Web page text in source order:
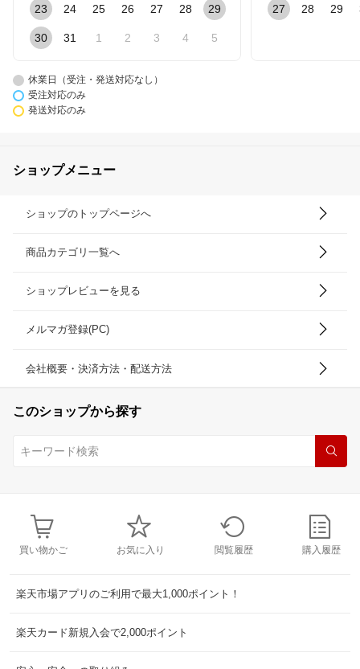
23 24 25 26 27 28 29
30 31 1 2 3 4 5
27 28 29
休業日（受注・発送対応なし）
受注対応のみ
発送対応のみ
ショップメニュー
ショップのトップページへ
商品カテゴリ一覧へ
ショップレビューを見る
メルマガ登録(PC)
会社概要・決済方法・配送方法
このショップから探す
買い物かご お気に入り 閲覧履歴 購入履歴
楽天市場アプリのご利用で最大1,000ポイント！
楽天カード新規入会で2,000ポイント